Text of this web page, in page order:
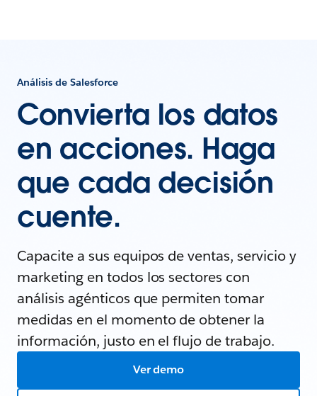
Análisis de Salesforce
Convierta los datos
en acciones. Haga
que cada decisión
cuente.
Capacite a sus equipos de ventas, servicio y
marketing en todos los sectores con
análisis agénticos que permiten tomar
medidas en el momento de obtener la
información, justo en el flujo de trabajo.
Ver demo